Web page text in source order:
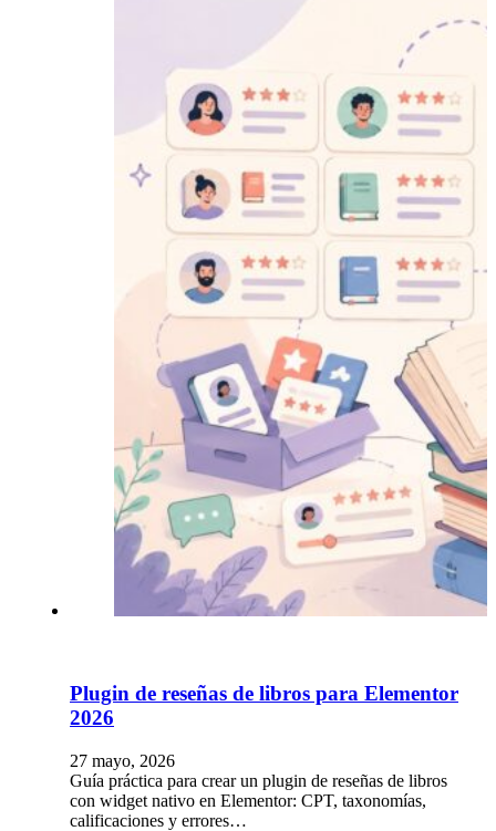
Plugin de reseñas de libros para Elementor
2026
27 mayo, 2026
Guía práctica para crear un plugin de reseñas de libros
con widget nativo en Elementor: CPT, taxonomías,
calificaciones y errores…